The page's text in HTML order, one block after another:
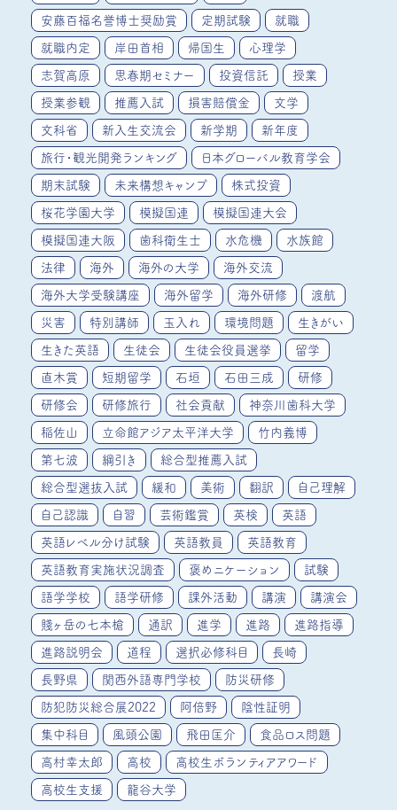
安藤百福名誉博士奨励賞 定期試験 就職
就職内定 岸田首相 帰国生 心理学
志賀高原 思春期セミナー 投資信託 授業
授業参観 推薦入試 損害賠償金 文学
文科省 新入生交流会 新学期 新年度
旅行・観光開発ランキング 日本グローバル教育学会
期末試験 未来構想キャンプ 株式投資
桜花学園大学 模擬国連 模擬国連大会
模擬国連大阪 歯科衛生士 水危機 水族館
法律 海外 海外の大学 海外交流
海外大学受験講座 海外留学 海外研修 渡航
災害 特別講師 玉入れ 環境問題 生きがい
生きた英語 生徒会 生徒会役員選挙 留学
直木賞 短期留学 石垣 石田三成 研修
研修会 研修旅行 社会貢献 神奈川歯科大学
稲佐山 立命館アジア太平洋大学 竹内義博
第七波 綱引き 総合型推薦入試
総合型選抜入試 緩和 美術 翻訳 自己理解
自己認識 自習 芸術鑑賞 英検 英語
英語レベル分け試験 英語教員 英語教育
英語教育実施状況調査 褒めニケーション 試験
語学学校 語学研修 課外活動 講演 講演会
賤ヶ岳の七本槍 通訳 進学 進路 進路指導
進路説明会 道程 選択必修科目 長崎
長野県 関西外語専門学校 防災研修
防犯防災総合展2022 阿倍野 陰性証明
集中科目 風頭公園 飛田匡介 食品ロス問題
高村幸太郎 高校 高校生ボランティアアワード
高校生支援 龍谷大学